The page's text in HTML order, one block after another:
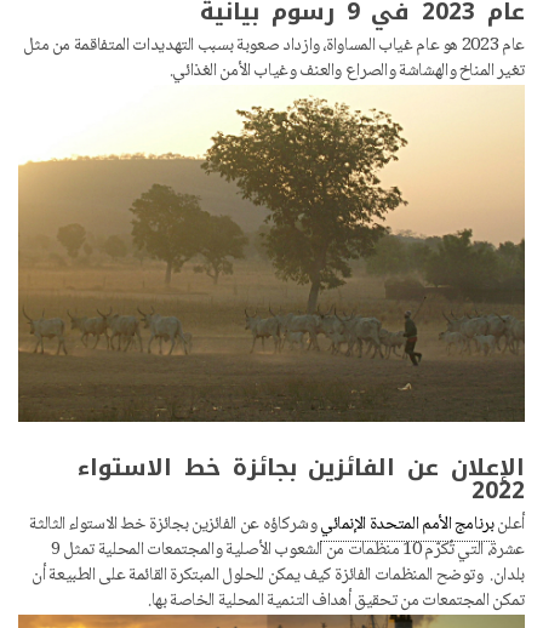
عام 2023 في 9 رسوم بيانية
عام 2023 هو عام غياب المساواة، وازداد صعوبة بسبب التهديدات المتفاقمة من مثل
تغير المناخ والهشاشة والصراع والعنف وغياب الأمن الغذائي.
الإعلان عن الفائزين بجائزة خط الاستواء
2022
أعلنبرنامج الأمم المتحدة الإنمائيوشركاؤه عن الفائزين بجائزة خط الاستواء الثالثة
عشرة، التي تُكرّم 10 منظمات من الشعوب الأصلية والمجتمعات المحلية تمثل 9
بلدان. وتوضح المنظمات الفائزة كيف يمكن للحلول المبتكرة القائمة على الطبيعة أن
تمكن المجتمعات من تحقيق أهداف التنمية المحلية الخاصة بها.